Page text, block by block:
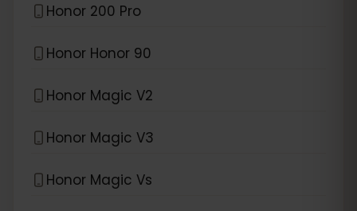
Honor 200 Pro
Honor Honor 90
Honor Magic V2
Honor Magic V3
Honor Magic Vs